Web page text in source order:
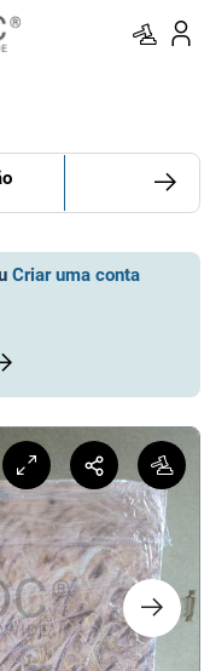
Criar uma conta